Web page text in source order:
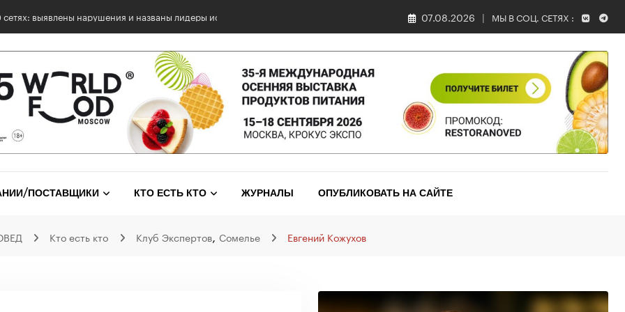
выявлены нарушения и названы лидеры исследования 07.08.2026 МЫ В СОЦ. СЕТЯХ :
ПОСТАВЩИКИ КТО ЕСТЬ КТО ЖУРНАЛЫ ОПУБЛИКОВАТЬ НА САЙТЕ
Кто есть кто Клуб Экспертов, Сомелье Евгений Кожухов